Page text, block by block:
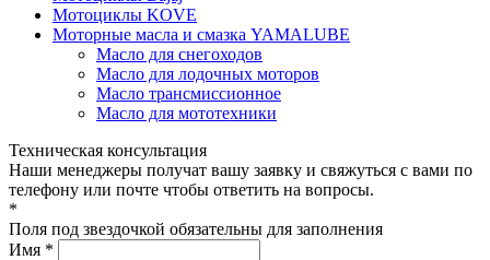
Мотоциклы KOVE
Моторные масла и смазка YAMALUBE
Масло для снегоходов
Масло для лодочных моторов
Масло трансмиссионное
Масло для мототехники
Техническая консультация
Наши менеджеры получат вашу заявку и свяжуться с вами по
телефону или почте чтобы ответить на вопросы.
*
Поля под звездочкой обязательны для заполнения
Имя *